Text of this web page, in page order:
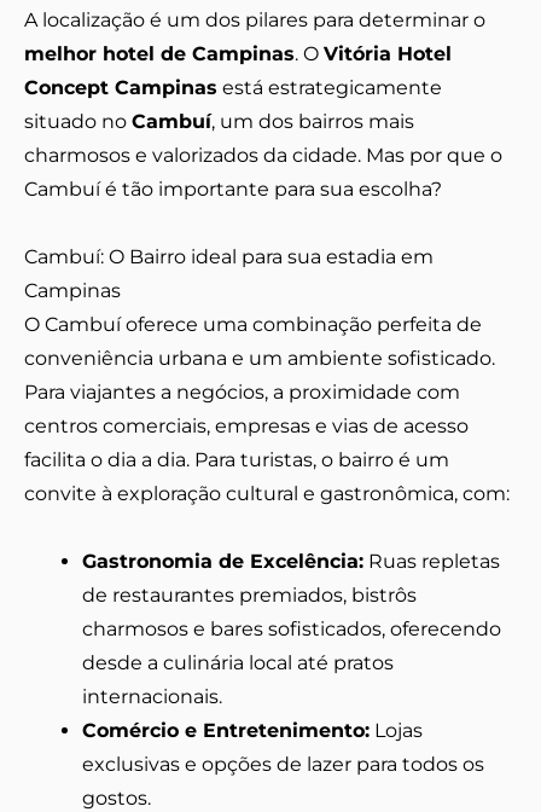
A localização é um dos pilares para determinar o
melhor hotel de Campinas. O Vitória Hotel
Concept Campinas está estrategicamente
situado no Cambuí, um dos bairros mais
charmosos e valorizados da cidade. Mas por que o
Cambuí é tão importante para sua escolha?
Cambuí: O Bairro ideal para sua estadia em
Campinas
O Cambuí oferece uma combinação perfeita de
conveniência urbana e um ambiente sofisticado.
Para viajantes a negócios, a proximidade com
centros comerciais, empresas e vias de acesso
facilita o dia a dia. Para turistas, o bairro é um
convite à exploração cultural e gastronômica, com:
Gastronomia de Excelência: Ruas repletas
de restaurantes premiados, bistrôs
charmosos e bares sofisticados, oferecendo
desde a culinária local até pratos
internacionais.
Comércio e Entretenimento: Lojas
exclusivas e opções de lazer para todos os
gostos.